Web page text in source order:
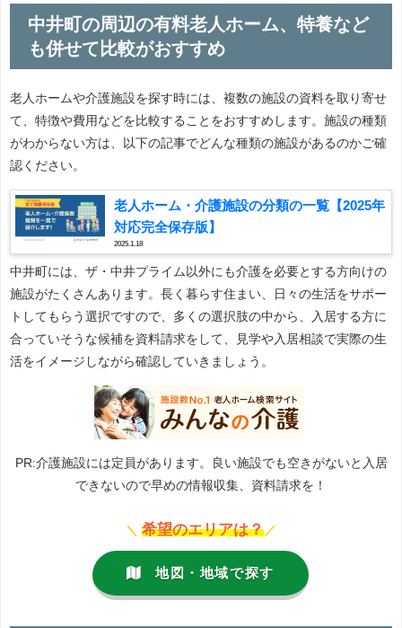
中井町の周辺の有料老人ホーム、特養など
も併せて比較がおすすめ
老人ホームや介護施設を探す時には、複数の施設の資料を取り寄せ
て、特徴や費用などを比較することをおすすめします。施設の種類
がわからない方は、以下の記事でどんな種類の施設があるのかご確
認ください。
老人ホーム・介護施設の分類の一覧【2025年
対応完全保存版】
2025.1.18
中井町には、ザ・中井プライム以外にも介護を必要とする方向けの
施設がたくさんあります。長く暮らす住まい、日々の生活をサポー
トしてもらう選択ですので、多くの選択肢の中から、入居する方に
合っていそうな候補を資料請求をして、見学や入居相談で実際の生
活をイメージしながら確認していきましょう。
PR:介護施設には定員があります。良い施設でも空きがないと入居
できないので早めの情報収集、資料請求を！
＼ 希望のエリアは？ ／
地図・地域で探す